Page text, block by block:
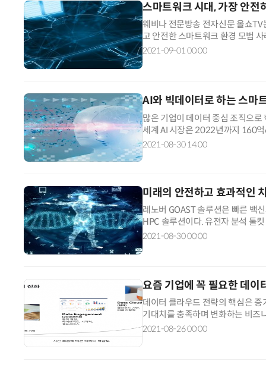
스마트워크 시대, 가장 안전
웨비나 전문방송 전자신문 올쇼
고 안전한 스마트워크 환경 모범
2021-09-01 00:00
AI와 빅데이터로 하는 스마
많은 기업이 데이터 중심 조직으
세계 AI 시장은 2022년까지 160
터량은 2018년 33제타바이트(...
2021-08-30 14:00
미래의 안전하고 효과적인
레노버 GOAST 솔루션은 빠른 백
HPC 솔루션이다. 유전자 분석 툴
던 전체 게놈 처리 시간을 표준
2021-08-30 00:00
요즘 기업에 꼭 필요한 데이
데이터 클라우드 전략의 핵심은
기대치를 충족하며 변화하는 비즈
목표는 고객이 데이터를 가치로
2021-08-26 00:00